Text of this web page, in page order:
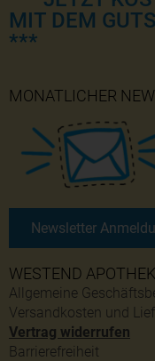
MIT DEM
***
WESTEND
Allgemeine
Versandkosten und
Vertrag widerrufen
Barrierefreiheit
MONATLICHER
Newsletter